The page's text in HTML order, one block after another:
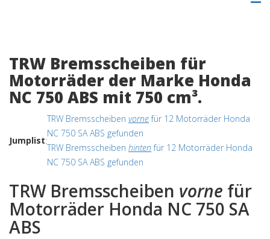
TRW Bremsscheiben für
Motorräder der Marke Honda
NC 750 ABS mit 750 cm³.
Jumplist:
TRW Bremsscheiben vornefür 12 Motorräder Honda
NC 750 SA ABS gefunden
TRW Bremsscheiben hinten für 12 Motorräder Honda
NC 750 SA ABS gefunden
TRW Bremsscheiben vorne für
Motorräder Honda NC 750 SA
ABS